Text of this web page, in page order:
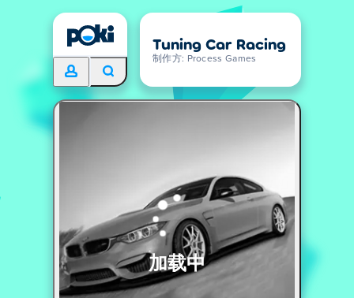
Tuning Car Racing
制作方: Process Games
加载中